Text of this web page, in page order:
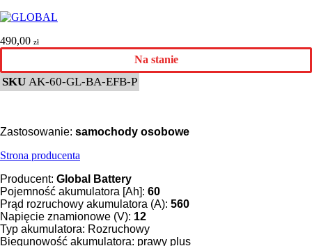
490,00 zł
Na stanie
SKU AK-60-GL-BA-EFB-P
Zastosowanie: samochody osobowe
Strona producenta
Producent: Global Battery
Pojemność akumulatora [Ah]: 60
Prąd rozruchowy akumulatora (A): 560
Napięcie znamionowe (V): 12
Typ akumulatora: Rozruchowy
Biegunowość akumulatora: prawy plus